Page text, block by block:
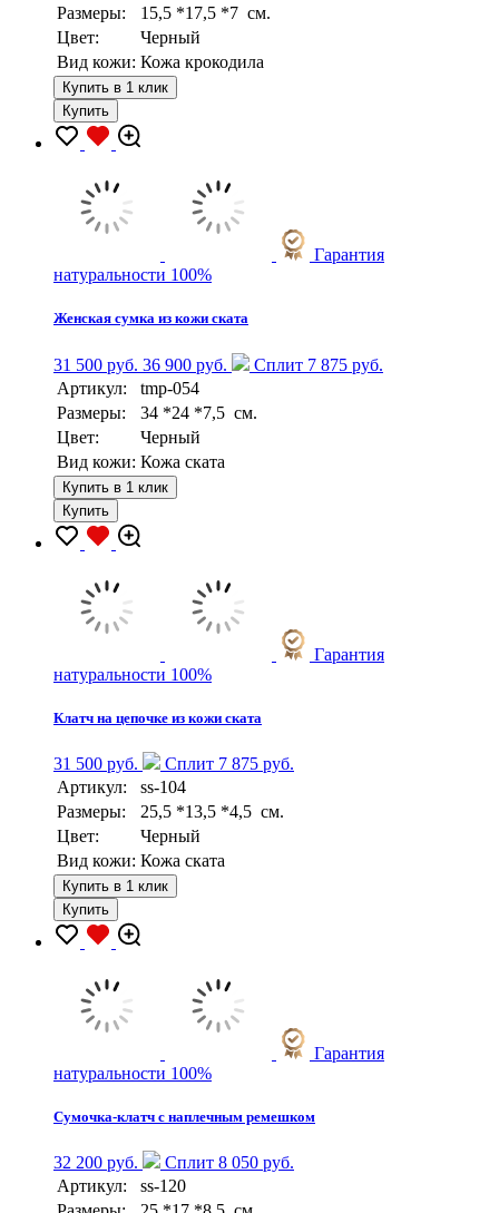
Размеры:
15,5 *17,5 *7 см.
Цвет:
Черный
Вид кожи: Кожа крокодила
Купить в 1 клик
Купить
Гарантия
натуральности 100%
Женская сумка из кожи ската
31 500 руб. 36 900 руб.
Сплит 7 875 руб.
Артикул:
tmp-054
Размеры:
34 *24 *7,5 см.
Цвет:
Черный
Вид кожи: Кожа ската
Купить в 1 клик
Купить
Гарантия
натуральности 100%
Клатч на цепочке из кожи ската
31 500 руб.
Сплит 7 875 руб.
Артикул:
ss-104
Размеры:
25,5 *13,5 *4,5 см.
Цвет:
Черный
Вид кожи: Кожа ската
Купить в 1 клик
Купить
Гарантия
натуральности 100%
Сумочка-клатч с наплечным ремешком
32 200 руб.
Сплит 8 050 руб.
Артикул:
ss-120